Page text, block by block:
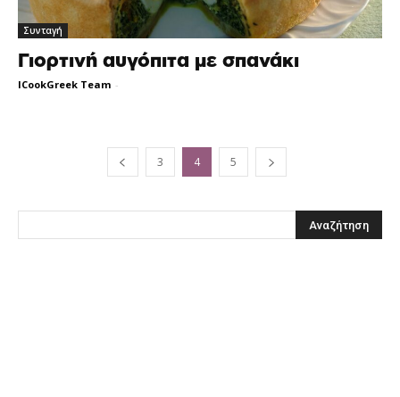
Συνταγή
Γιορτινή αυγόπιτα με σπανάκι
ICookGreek Team -
3 4 5